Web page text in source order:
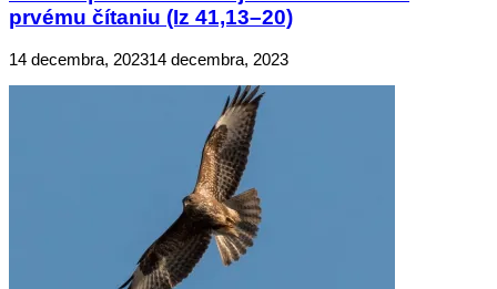
prvému čítaniu (Iz 41,13–20)
14 decembra, 202314 decembra, 2023